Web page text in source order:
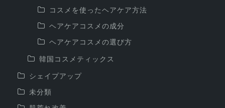
コスメを使ったヘアケア方法
ヘアケアコスメの成分
ヘアケアコスメの選び方
韓国コスメティックス
シェイプアップ
未分類